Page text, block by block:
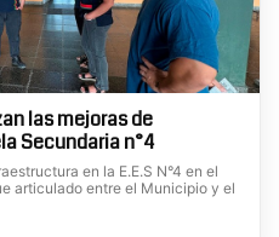
las mejoras de
Secundaria n°4
en la E.E.S N°4 en el
articulado entre el Municipio y el